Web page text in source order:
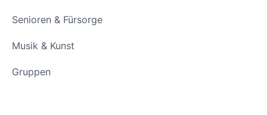
Senioren & Fürsorge
Musik & Kunst
Gruppen